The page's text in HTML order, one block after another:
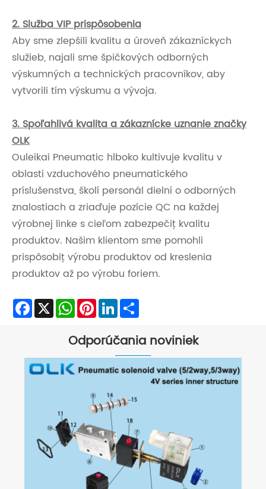
2. Služba VIP prispôsobenia
Aby sme zlepšili kvalitu a úroveň zákazníckych
služieb, najali sme špičkových odborných
výskumných a technických pracovníkov, aby
vytvorili tím výskumu a vývoja.
3. Spoľahlivá kvalita a zákaznícke uznanie značky
OLK
Ouleikai Pneumatic hlboko kultivuje kvalitu v
oblasti vzduchového pneumatického
príslušenstva, školí personál dielní o odborných
znalostiach a zriaďuje pozície QC na každej
výrobnej linke s cieľom zabezpečiť kvalitu
produktov. Našim klientom sme pomohli
prispôsobiť výrobu produktov od kreslenia
produktov až po výrobu foriem.
Facebook
X WhatsApp
Pinterest
LinkedIn
Odporúčania noviniek